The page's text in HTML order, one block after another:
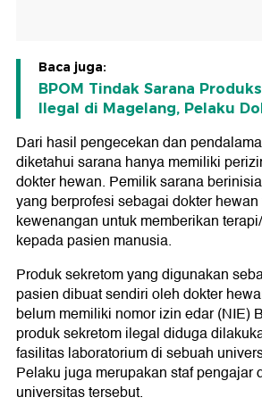
Baca juga:
BPOM Tindak Sarana
Ilegal di Magelang, Pelaku
Dari hasil pengecekan dan
diketahui sarana hanya memiliki
dokter hewan. Pemilik sarana
yang berprofesi sebagai dokter
kewenangan untuk memberikan
kepada pasien manusia.
Produk sekretom yang digunakan
pasien dibuat sendiri oleh dokter
belum memiliki nomor izin edar (NIE)
produk sekretom ilegal diduga
fasilitas laboratorium di sebuah
Pelaku juga merupakan staf pengajar
universitas tersebut.